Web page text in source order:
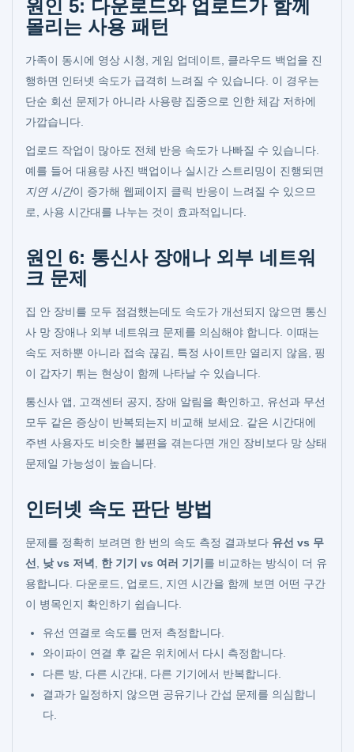
원인 5: 다운로드와 업로드가 함께
몰리는 사용 패턴
가족이 동시에 영상 시청, 게임 업데이트, 클라우드 백업을 진
행하면 인터넷 속도가 급격히 느려질 수 있습니다. 이 경우는
단순 회선 문제가 아니라 사용량 집중으로 인한 체감 저하에
가깝습니다.
업로드 작업이 많아도 전체 반응 속도가 나빠질 수 있습니다.
예를 들어 대용량 사진 백업이나 실시간 스트리밍이 진행되면
지연 시간이 증가해 웹페이지 클릭 반응이 느려질 수 있으므
로, 사용 시간대를 나누는 것이 효과적입니다.
원인 6: 통신사 장애나 외부 네트워
크 문제
집 안 장비를 모두 점검했는데도 속도가 개선되지 않으면 통신
사 망 장애나 외부 네트워크 문제를 의심해야 합니다. 이때는
속도 저하뿐 아니라 접속 끊김, 특정 사이트만 열리지 않음, 핑
이 갑자기 튀는 현상이 함께 나타날 수 있습니다.
통신사 앱, 고객센터 공지, 장애 알림을 확인하고, 유선과 무선
모두 같은 증상이 반복되는지 비교해 보세요. 같은 시간대에
주변 사용자도 비슷한 불편을 겪는다면 개인 장비보다 망 상태
문제일 가능성이 높습니다.
인터넷 속도 판단 방법
문제를 정확히 보려면 한 번의 속도 측정 결과보다 유선 vs 무
선
낮 vs 저녁 한 기기 vs 여러 기기 를 비교하는 방식이 더 유
용합니다. 다운로드, 업로드, 지연 시간을 함께 보면 어떤 구간
이 병목인지 확인하기 쉽습니다.
유선 연결로 속도를 먼저 측정합니다.
와이파이 연결 후 같은 위치에서 다시 측정합니다.
다른 방, 다른 시간대, 다른 기기에서 반복합니다.
결과가 일정하지 않으면 공유기나 간섭 문제를 의심합니
다.